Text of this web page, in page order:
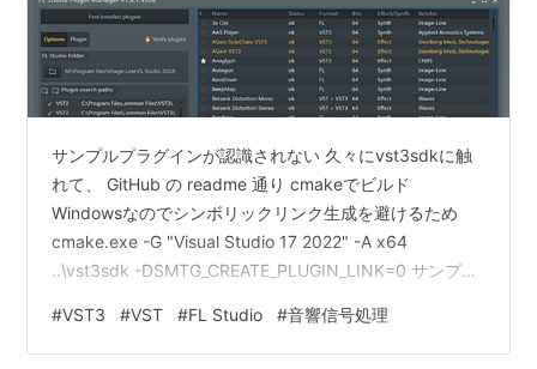
サンプルプラグインが認識されない 久々にvst3sdkに触
れて、 GitHub の readme 通り cmakeでビルド
Windowsなのでシンボリックリンク生成を避けるため
cmake.exe -G "Visual Studio 17 2022" -A x64
..\vst3sdk -DSMTG_CREATE_PLUGIN_LINK=0 サンプル
れたvst3フォルダ(again.vst3)をプラグインスキャン対象
のフォルダにおいても、スキャン後にAGain プラグイン
#VST3 #VST #FL Studio #音響信号処理